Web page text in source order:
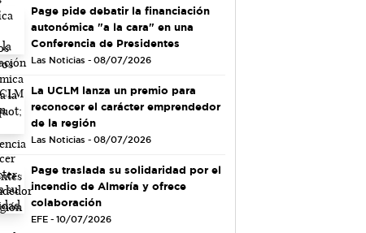
Page pide debatir la financiación
autonómica "a la cara" en una
Conferencia de Presidentes
Las Noticias - 08/07/2026
La UCLM lanza un premio para
reconocer el carácter emprendedor
de la región
Las Noticias - 08/07/2026
Page traslada su solidaridad por el
incendio de Almería y ofrece
colaboración
EFE - 10/07/2026